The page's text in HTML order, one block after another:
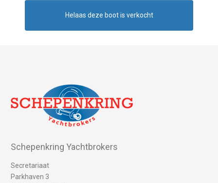
Helaas deze boot is verkocht
Schepenkring Yachtbrokers
Secretariaat
Parkhaven 3